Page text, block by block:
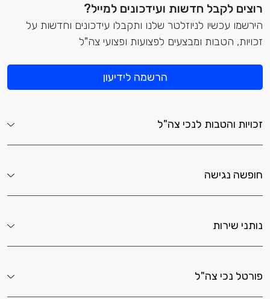
רוצים לקבל חדשות ועידכונים למייל?
הירשמו עכשיו לניוזלטר שלנו ותקבלו עידכונים וחדשות על
זכויות, הטבות ומבצעים לפצועות ופצועי צה"ל
הרשמה לידיעון
זכויות והטבות לנכי צה"ל
חופשה נגישה
נותני שירות
פורטל נכי צה"ל